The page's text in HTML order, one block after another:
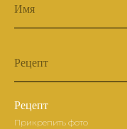
Имя
Рецепт
Рецепт
Прикрепить фото